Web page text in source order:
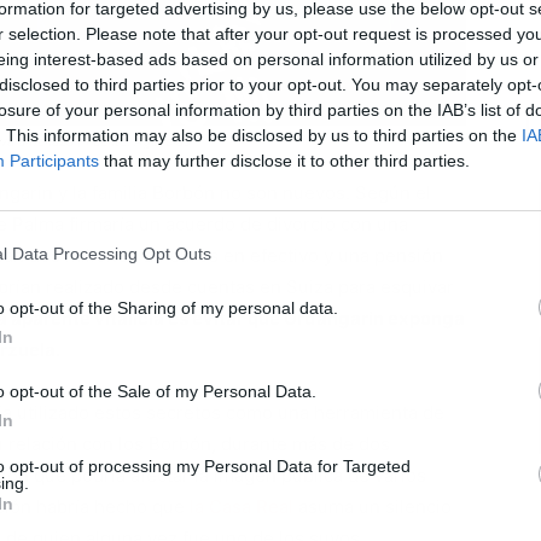
for targeted advertising by us, please use the below opt-out
selection. Please note that after your opt-out request is processed
interest-based ads based on personal information utilized by us
to third parties prior to your opt-out. You may separately
of your personal information by third parties on the IAB’s list of
This information may also be disclosed by us to third parties on the
Participants that may further disclose it to other third parties.
Data Processing Opt Outs
opt-out of the Sharing of my personal data.
opt-out of the Sale of my Personal Data.
opt-out of processing my Personal Data for Targeted
amenaza | Fuente: Agencias
y la familia Borbón no son nuevos. Según el
firmaría un acuerdo de divorcio con una
dos millones de euros en efectivo y una pensión
realizado desde cuentas en Suiza para esquivar
aparente vitalicia es evitar que Urdangarin exponga
utilizado estos secretos como una herramienta de
con los Borbón, durante más de dos
que podría afectar la imagen pública de varios
habría hecho que